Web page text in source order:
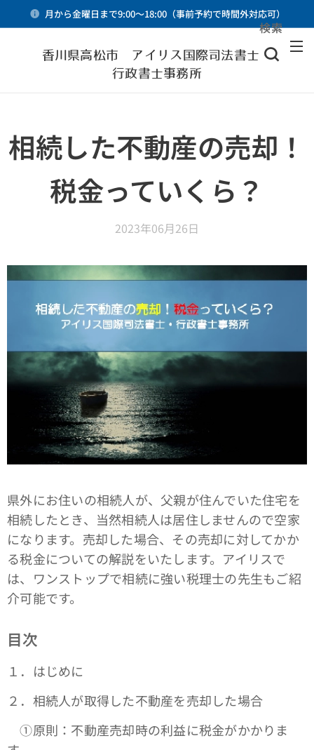
月から金曜日まで9:00～18:00（事前予約で時間外対応可）
香川県高松市 アイリス国際司法書士・
行政書士事務所
検索
相続した不動産の売却！
税金っていくら？
2023年06月26日
県外にお住いの相続人が、父親が住んでいた住宅を
相続したとき、当然相続人は居住しませんので空家
になります。売却した場合、その売却に対してかか
る税金についての解説をいたします。アイリスで
は、ワンストップで相続に強い税理士の先生もご紹
介可能です。
目次
１．はじめに
２．相続人が取得した不動産を売却した場合
①原則：不動産売却時の利益に税金がかかりま